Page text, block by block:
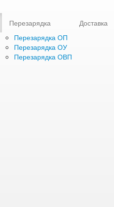
Перезарядка
Перезарядка ОП
Перезарядка ОУ
Перезарядка ОВП
Доставка